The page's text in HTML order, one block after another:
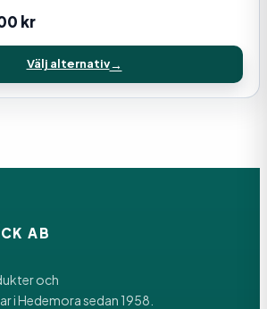
kr
Välj alternativ
AB
och
i Hedemora sedan 1958.